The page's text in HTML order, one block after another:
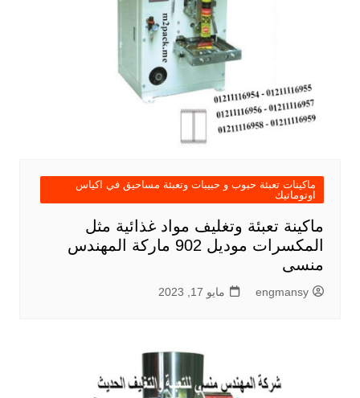
ماكينات تعبئة حبوب و حبيبات وتعبئة مساحيق في اكياس
اوتوماتيك
ماكينة تعبئة وتغليف مواد غذائية مثل
المكسرات موديل 902 ماركة المهندس
منسى
engmansy مايو 17, 2023